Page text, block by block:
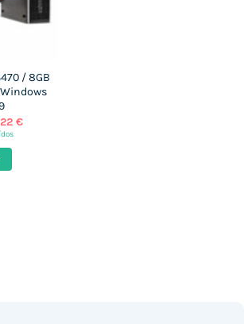
/ 8GB
Windows
€.
€O